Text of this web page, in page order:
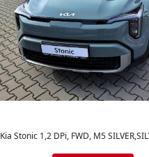
Kia Stonic 1,2 DPi, FWD, M5